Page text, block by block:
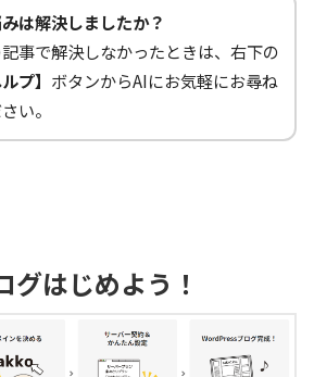
は解決しましたか？
事で解決しなかったときは、右下の
ルプ】 ボタンからAIにお気軽にお尋ね
い。
グはじめよう！